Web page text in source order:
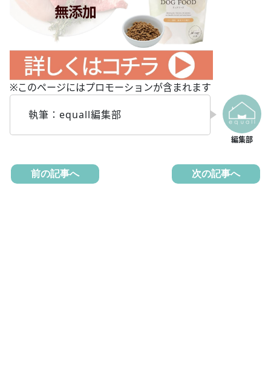
※このページにはプロモーションが含まれます
執筆：equall編集部
前の記事へ 次の記事へ